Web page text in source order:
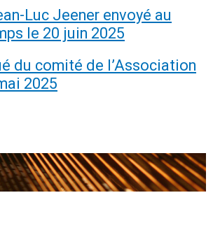
Luc Jeener envoyé au
le 20 juin 2025
du comité de l’Association
2025